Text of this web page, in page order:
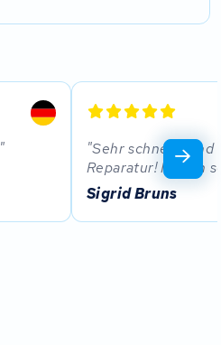
Sehr schnelle
Reparatur! Ich bin
Sigrid Bruns